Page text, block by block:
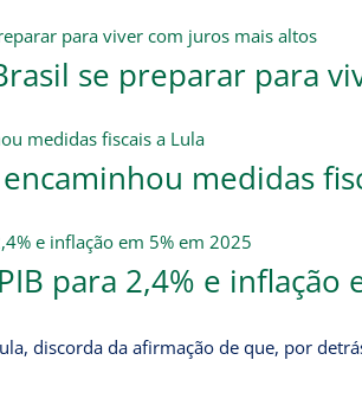
se preparar para
medidas
para 2,4% e inflação
discorda da afirmação de que, por